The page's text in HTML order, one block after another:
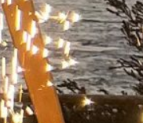
בפארק
קיסריה היא אחת
הרומנטיות